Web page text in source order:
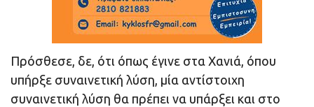
Πρόσθεσε, δε, ότι όπως έγινε στα Χανιά, όπου
υπήρξε συναινετική λύση, μία αντίστοιχη
συναινετική λύση θα πρέπει να υπάρξει και στο